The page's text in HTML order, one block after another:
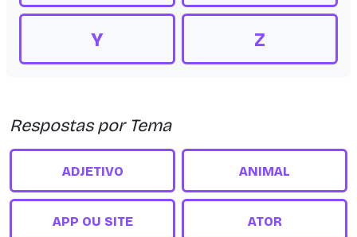
Y Z
Respostas por Tema
ADJETIVO ANIMAL
APP OU SITE ATOR